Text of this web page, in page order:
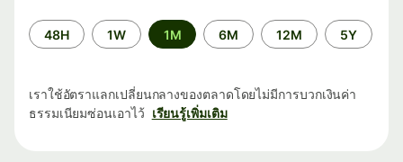
ระยะ
เวลา
48H 1W 1M 6M 12M 5Y
เราใช้อัตราแลกเปลี่ยนกลางของตลาดโดยไม่มีการบวกเงินค่า
ธรรมเนียมซ่อนเอาไว้ เรียนรู้เพิ่มเติม